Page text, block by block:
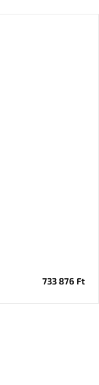
733 876 Ft